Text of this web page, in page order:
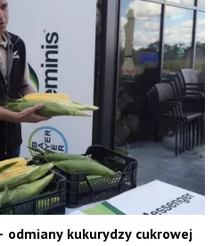
odmiany kukurydzy cukrowej